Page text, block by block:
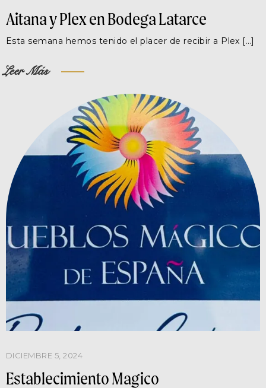
Aitana y Plex en Bodega Latarce
Esta semana hemos tenido el placer de recibir a Plex […]
Leer Más
DICIEMBRE 5, 2024
Establecimiento Magico